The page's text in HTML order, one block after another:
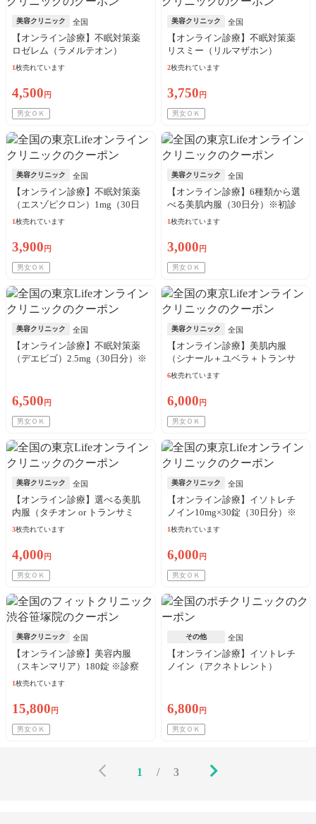
美容クリニック 全国
【オンライン診療】不眠対策薬
ロゼレム（ラメルテオン）
8mg（30日分）※初診料・送料込
1枚売れています
4,500 円
男女ＯＫ
美容クリニック 全国
【オンライン診療】不眠対策薬
リスミー（リルマザホン）
1mg（30日分）※初診料・送料込
2枚売れています
3,750 円
男女ＯＫ
美容クリニック 全国
【オンライン診療】不眠対策薬
（エスゾピクロン）1mg（30日
分）※初診料・送料込／リピー
1枚売れています
3,900 円
男女ＯＫ
美容クリニック 全国
【オンライン診療】6種類から選
べる美肌内服（30日分）※初診
料・送料込／リピート可
1枚売れています
3,000 円
男女ＯＫ
美容クリニック 全国
【オンライン診療】不眠対策薬
（デエビゴ）2.5mg（30日分）※
6,500 円
男女ＯＫ
美容クリニック 全国
【オンライン診療】美肌内服
（シナール＋ユベラ＋トランサ
ミン250mg）30日分 ※初診料・
6枚売れています
6,000 円
男女ＯＫ
美容クリニック 全国
【オンライン診療】選べる美肌
内服（タチオン or トランサミ
ン）30日分※初診料・送料込／
3枚売れています
4,000 円
男女ＯＫ
美容クリニック 全国
【オンライン診療】イソトレチ
ノイン10mg×30錠（30日分）※
初診料・送料込／リピート可
1枚売れています
6,000 円
男女ＯＫ
美容クリニック 全国
【オンライン診療】美容内服
（スキンマリア）180錠 ※診察
料、送料込込
1枚売れています
15,800 円
男女ＯＫ
その他 全国
【オンライン診療】イソトレチ
ノイン（アクネトレント）
6,800 円
男女ＯＫ
1 / 3